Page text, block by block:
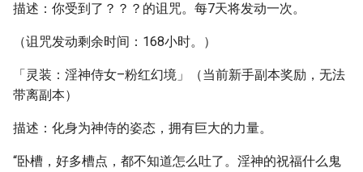
描述：你受到了？？？的诅咒。每7天将发动一次。
（诅咒发动剩余时间：168小时。）
「灵装：淫神侍女–粉红幻境」（当前新手副本奖励，无法
带离副本）
描述：化身为神侍的姿态，拥有巨大的力量。
“卧槽，好多槽点，都不知道怎么吐了。淫神的祝福什么鬼